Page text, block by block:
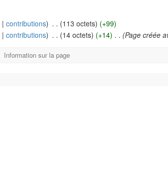
|contributions) . . (113 octets) (+99)
|contributions) . . (14 octets) (+14) . . (Page créée
Information sur la page